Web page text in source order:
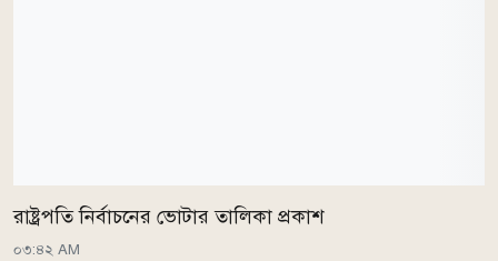
রাষ্ট্রপতি নির্বাচনের ভোটার তালিকা প্রকাশ
০৩:৪২ AM